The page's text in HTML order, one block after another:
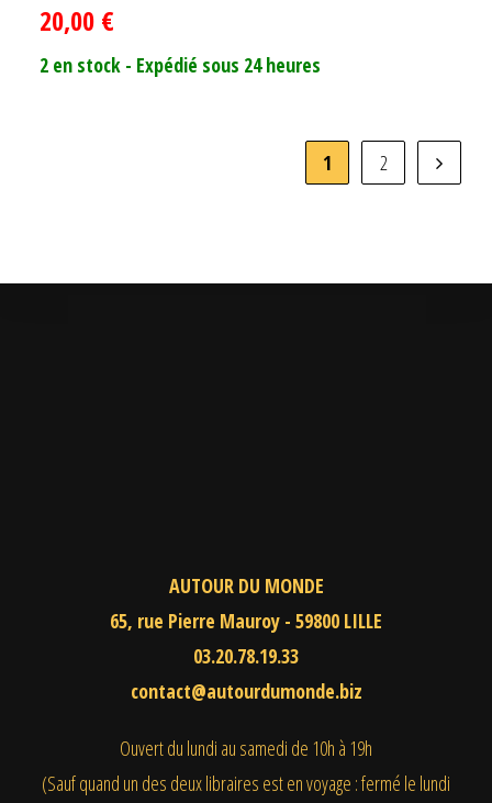
20,00 €
2 en stock - Expédié sous 24 heures
1 2
AUTOUR DU MONDE
65, rue Pierre Mauroy - 59800 LILLE
03.20.78.19.33
contact@autourdumonde.biz
Ouvert du lundi au samedi de 10h à 19h
(Sauf quand un des deux libraires est en voyage : fermé le lundi